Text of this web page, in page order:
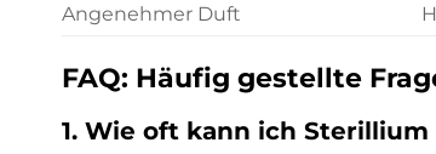
Angenehmer Duft
FAQ: Häufig gestellte
1. Wie oft kann ich